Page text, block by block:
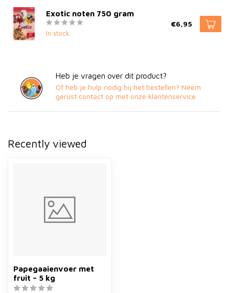
Exotic noten 750 gram
In stock
€6,95
Heb je vragen over dit product?
Of heb je hulp nodig bij het bestellen? Neem
gerust contact op met onze klantenservice
Recently viewed
Papegaaienvoer met
fruit – 5 kg